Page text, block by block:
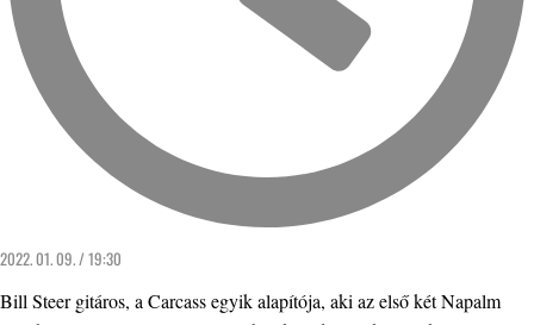
2022. 01. 09. / 19:30
Bill Steer gitáros, a Carcass egyik alapítója, aki az első két Napalm